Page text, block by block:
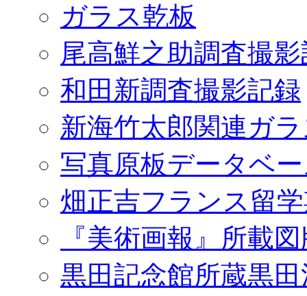
ガラス乾板
尾高鮮之助調査撮
和田新調査撮影記録
新海竹太郎関連ガ
写真原板データベ
畑正吉フランス留
『美術画報』所載
黒田記念館所蔵黒